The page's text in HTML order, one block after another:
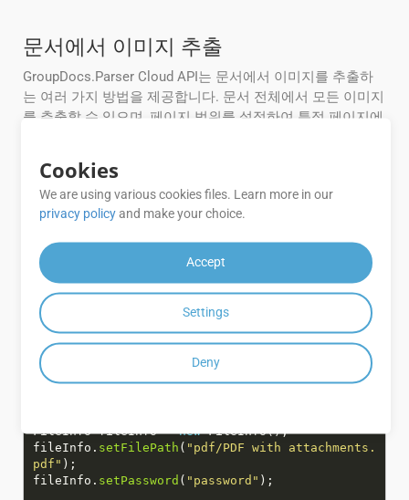
문서에서 이미지 추출
GroupDocs.Parser Cloud API는 문서에서 이미지를 추출하
는 여러 가지 방법을 제공합니다. 문서 전체에서 모든 이미지
를 추출할 수 있으며, 페이지 범위를 설정하여 특정 페이지에
PDF 포트폴리오에서 이미지 추출 -
Java
// Get AppKey and AppSID from https://dashboar
d.groupdocs.cloud
String MyAppKey
String MyAppSid
;
Configuration configuration= newConfiguration
ParseApi apiInstance= newParseApi(configurati
FileInfo fileInfo= new
FileInfo();
fileInfo. setFilePath ( "pdf/PDF with attachments.
pdf"
fileInfo. setPassword ( "password"
Cookies
We are using various cookies files. Learn more in our
privacy policyand make your choice.
Accept
Settings
Deny